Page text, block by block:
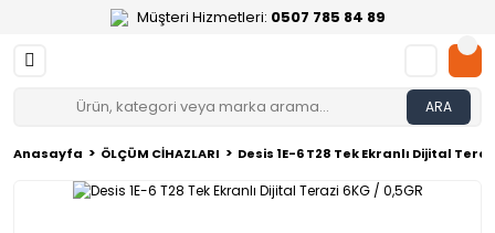
Müşteri Hizmetleri: 0507 785 84 89
ARA
Anasayfa ÖLÇÜM CİHAZLARI Desis 1E-6 T28 Tek Ekranlı Dijital